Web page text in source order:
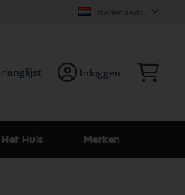
Nederlands
Inloggen
Het Huis Merken